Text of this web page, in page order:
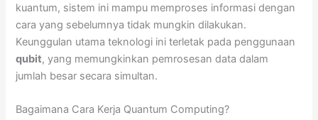
kuantum, sistem ini mampu memproses informasi dengan
cara yang sebelumnya tidak mungkin dilakukan.
Keunggulan utama teknologi ini terletak pada penggunaan
qubit, yang memungkinkan pemrosesan data dalam
jumlah besar secara simultan.
Bagaimana Cara Kerja Quantum Computing?